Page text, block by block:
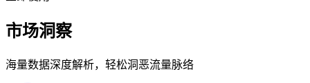
市场洞察
海量数据深度解析，轻松洞恶流量脉络